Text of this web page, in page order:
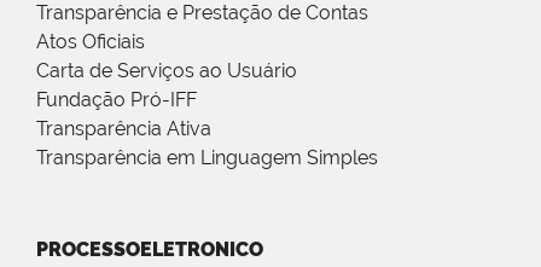
Transparência e Prestação de Contas
Atos Oficiais
Carta de Serviços ao Usuário
Fundação Pró-IFF
Transparência Ativa
Transparência em Linguagem Simples
PROCESSOELETRONICO